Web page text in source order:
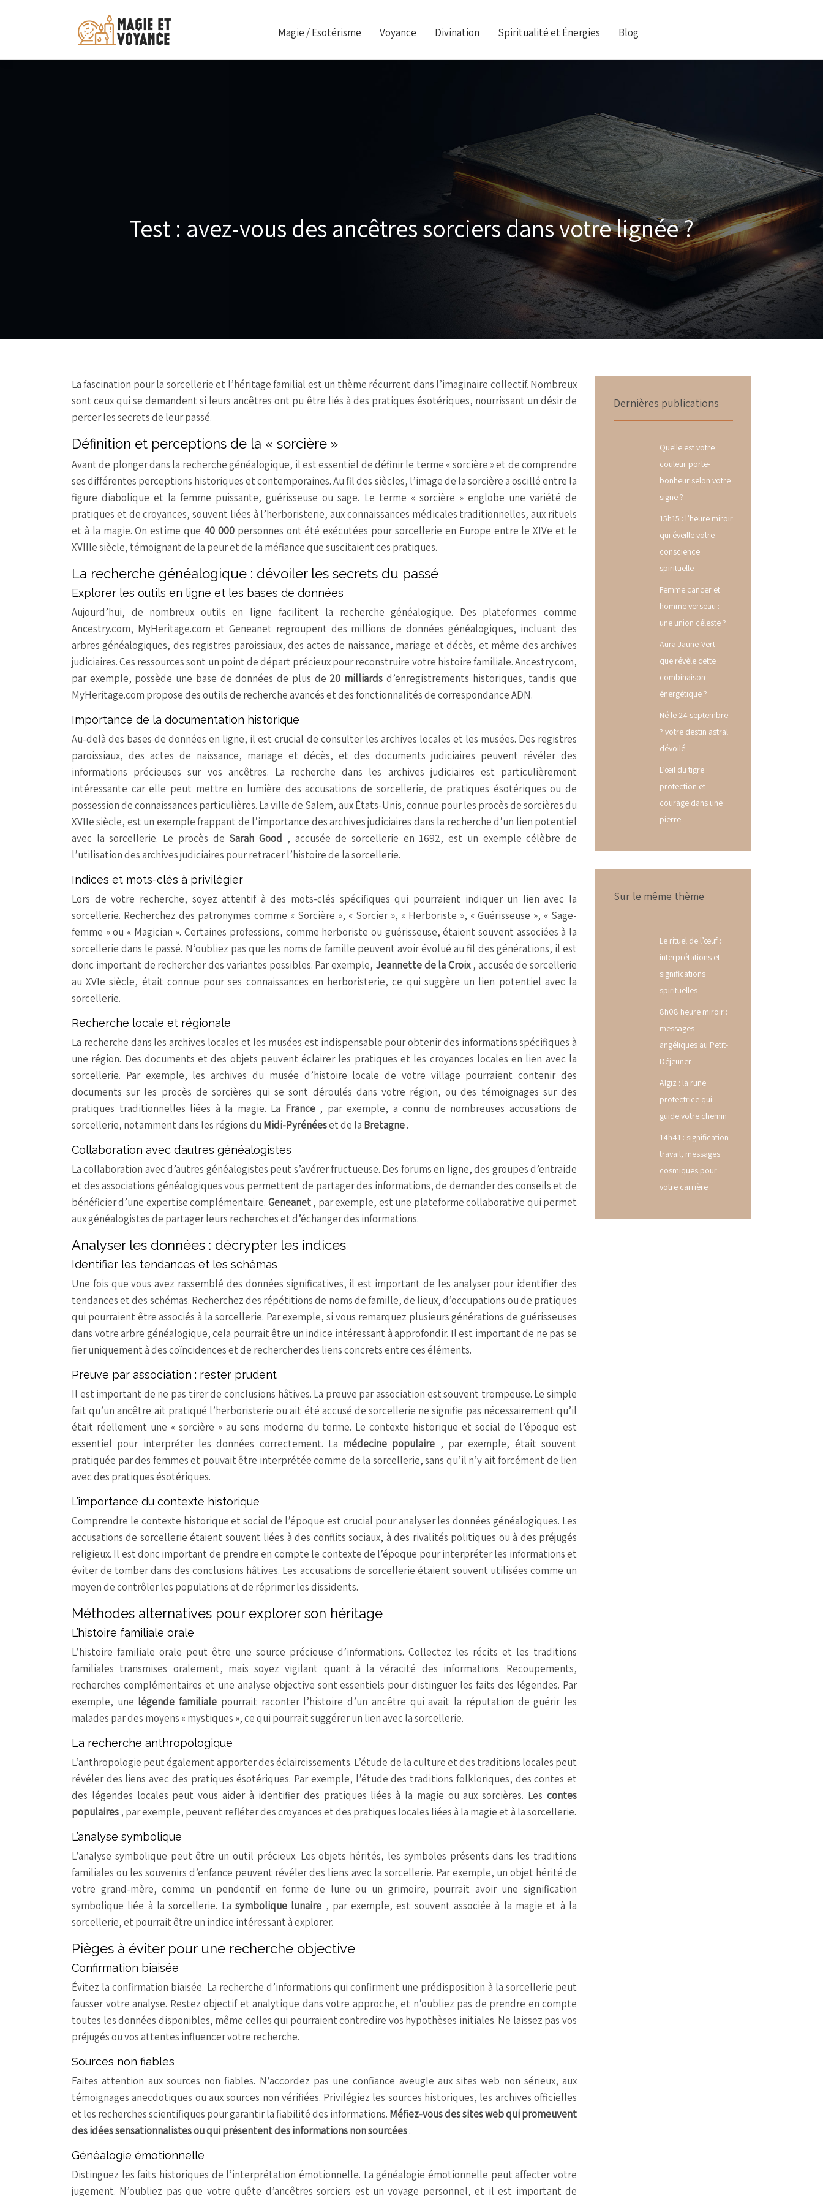
Magie / Esotérisme Voyance Divination Spiritualité et Énergies Blog
Test : avez-vous des ancêtres sorciers dans votre lignée ?
La fascination pour la sorcellerie et l’héritage familial est un thème récurrent dans l’imaginaire collectif. Nombreux
sont ceux qui se demandent si leurs ancêtres ont pu être liés à des pratiques ésotériques, nourrissant un désir de
percer les secrets de leur passé.
Définition et perceptions de la « sorcière »
Avant de plonger dans la recherche généalogique, il est essentiel de définir le terme « sorcière » et de comprendre
ses différentes perceptions historiques et contemporaines. Au fil des siècles, l’image de la sorcière a oscillé entre la
figure diabolique et la femme puissante, guérisseuse ou sage. Le terme « sorcière » englobe une variété de
pratiques et de croyances, souvent liées à l’herboristerie, aux connaissances médicales traditionnelles, aux rituels
et à la magie. On estime que 40 000 personnes ont été exécutées pour sorcellerie en Europe entre le XIVe et le
XVIIIe siècle, témoignant de la peur et de la méfiance que suscitaient ces pratiques.
La recherche généalogique : dévoiler les secrets du passé
Explorer les outils en ligne et les bases de données
Aujourd’hui, de nombreux outils en ligne facilitent la recherche généalogique. Des plateformes comme
Ancestry.com, MyHeritage.com et Geneanet regroupent des millions de données généalogiques, incluant des
arbres généalogiques, des registres paroissiaux, des actes de naissance, mariage et décès, et même des archives
judiciaires. Ces ressources sont un point de départ précieux pour reconstruire votre histoire familiale. Ancestry.com,
par exemple, possède une base de données de plus de 20 milliards d’enregistrements historiques, tandis que
MyHeritage.com propose des outils de recherche avancés et des fonctionnalités de correspondance ADN.
Importance de la documentation historique
Au-delà des bases de données en ligne, il est crucial de consulter les archives locales et les musées. Des registres
paroissiaux, des actes de naissance, mariage et décès, et des documents judiciaires peuvent révéler des
informations précieuses sur vos ancêtres. La recherche dans les archives judiciaires est particulièrement
intéressante car elle peut mettre en lumière des accusations de sorcellerie, de pratiques ésotériques ou de
possession de connaissances particulières. La ville de Salem, aux États-Unis, connue pour les procès de sorcières du
XVIIe siècle, est un exemple frappant de l’importance des archives judiciaires dans la recherche d’un lien potentiel
avec la sorcellerie. Le procès de Sarah Good , accusée de sorcellerie en 1692, est un exemple célèbre de
l’utilisation des archives judiciaires pour retracer l’histoire de la sorcellerie.
Indices et mots-clés à privilégier
Lors de votre recherche, soyez attentif à des mots-clés spécifiques qui pourraient indiquer un lien avec la
sorcellerie. Recherchez des patronymes comme « Sorcière », « Sorcier », « Herboriste », « Guérisseuse », « Sage-
femme » ou « Magician ». Certaines professions, comme herboriste ou guérisseuse, étaient souvent associées à la
sorcellerie dans le passé. N’oubliez pas que les noms de famille peuvent avoir évolué au fil des générations, il est
donc important de rechercher des variantes possibles. Par exemple, Jeannette de la Croix , accusée de sorcellerie
au XVIe siècle, était connue pour ses connaissances en herboristerie, ce qui suggère un lien potentiel avec la
sorcellerie.
Recherche locale et régionale
La recherche dans les archives locales et les musées est indispensable pour obtenir des informations spécifiques à
une région. Des documents et des objets peuvent éclairer les pratiques et les croyances locales en lien avec la
sorcellerie. Par exemple, les archives du musée d’histoire locale de votre village pourraient contenir des
documents sur les procès de sorcières qui se sont déroulés dans votre région, ou des témoignages sur des
pratiques traditionnelles liées à la magie. La France , par exemple, a connu de nombreuses accusations de
sorcellerie, notamment dans les régions du Midi-Pyrénéeset de la Bretagne.
Collaboration avec d’autres généalogistes
La collaboration avec d’autres généalogistes peut s’avérer fructueuse. Des forums en ligne, des groupes d’entraide
et des associations généalogiques vous permettent de partager des informations, de demander des conseils et de
bénéficier d’une expertise complémentaire. Geneanet , par exemple, est une plateforme collaborative qui permet
aux généalogistes de partager leurs recherches et d’échanger des informations.
Analyser les données : décrypter les indices
Identifier les tendances et les schémas
Une fois que vous avez rassemblé des données significatives, il est important de les analyser pour identifier des
tendances et des schémas. Recherchez des répétitions de noms de famille, de lieux, d’occupations ou de pratiques
qui pourraient être associés à la sorcellerie. Par exemple, si vous remarquez plusieurs générations de guérisseuses
dans votre arbre généalogique, cela pourrait être un indice intéressant à approfondir. Il est important de ne pas se
fier uniquement à des coïncidences et de rechercher des liens concrets entre ces éléments.
Preuve par association : rester prudent
Il est important de ne pas tirer de conclusions hâtives. La preuve par association est souvent trompeuse. Le simple
fait qu’un ancêtre ait pratiqué l’herboristerie ou ait été accusé de sorcellerie ne signifie pas nécessairement qu’il
était réellement une « sorcière » au sens moderne du terme. Le contexte historique et social de l’époque est
essentiel pour interpréter les données correctement. La médecine populaire , par exemple, était souvent
pratiquée par des femmes et pouvait être interprétée comme de la sorcellerie, sans qu’il n’y ait forcément de lien
avec des pratiques ésotériques.
L’importance du contexte historique
Comprendre le contexte historique et social de l’époque est crucial pour analyser les données généalogiques. Les
accusations de sorcellerie étaient souvent liées à des conflits sociaux, à des rivalités politiques ou à des préjugés
religieux. Il est donc important de prendre en compte le contexte de l’époque pour interpréter les informations et
éviter de tomber dans des conclusions hâtives. Les accusations de sorcellerie étaient souvent utilisées comme un
moyen de contrôler les populations et de réprimer les dissidents.
Méthodes alternatives pour explorer son héritage
L’histoire familiale orale
L’histoire familiale orale peut être une source précieuse d’informations. Collectez les récits et les traditions
familiales transmises oralement, mais soyez vigilant quant à la véracité des informations. Recoupements,
recherches complémentaires et une analyse objective sont essentiels pour distinguer les faits des légendes. Par
exemple, une légende familiale pourrait raconter l’histoire d’un ancêtre qui avait la réputation de guérir les
malades par des moyens « mystiques », ce qui pourrait suggérer un lien avec la sorcellerie.
La recherche anthropologique
L’anthropologie peut également apporter des éclaircissements. L’étude de la culture et des traditions locales peut
révéler des liens avec des pratiques ésotériques. Par exemple, l’étude des traditions folkloriques, des contes et
des légendes locales peut vous aider à identifier des pratiques liées à la magie ou aux sorcières. Les contes
populaires , par exemple, peuvent refléter des croyances et des pratiques locales liées à la magie et à la sorcellerie.
L’analyse symbolique
L’analyse symbolique peut être un outil précieux. Les objets hérités, les symboles présents dans les traditions
familiales ou les souvenirs d’enfance peuvent révéler des liens avec la sorcellerie. Par exemple, un objet hérité de
votre grand-mère, comme un pendentif en forme de lune ou un grimoire, pourrait avoir une signification
symbolique liée à la sorcellerie. La symbolique lunaire , par exemple, est souvent associée à la magie et à la
sorcellerie, et pourrait être un indice intéressant à explorer.
Pièges à éviter pour une recherche objective
Confirmation biaisée
Évitez la confirmation biaisée. La recherche d’informations qui confirment une prédisposition à la sorcellerie peut
fausser votre analyse. Restez objectif et analytique dans votre approche, et n’oubliez pas de prendre en compte
toutes les données disponibles, même celles qui pourraient contredire vos hypothèses initiales. Ne laissez pas vos
préjugés ou vos attentes influencer votre recherche.
Sources non fiables
Faites attention aux sources non fiables. N’accordez pas une confiance aveugle aux sites web non sérieux, aux
témoignages anecdotiques ou aux sources non vérifiées. Privilégiez les sources historiques, les archives officielles
et les recherches scientifiques pour garantir la fiabilité des informations. Méfiez-vous des sites web qui promeuvent
des idées sensationnalistes ou qui présentent des informations non sourcées.
Généalogie émotionnelle
Distinguez les faits historiques de l’interprétation émotionnelle. La généalogie émotionnelle peut affecter votre
jugement. N’oubliez pas que votre quête d’ancêtres sorciers est un voyage personnel, et il est important de
Dernières publications
Quelle est votre
couleur porte-
bonheur selon votre
signe ?
15h15 : l’heure miroir
qui éveille votre
conscience
spirituelle
Femme cancer et
homme verseau :
une union céleste ?
Aura Jaune-Vert :
que révèle cette
combinaison
énergétique ?
Né le 24 septembre
? votre destin astral
dévoilé
L’œil du tigre :
protection et
courage dans une
pierre
Sur le même thème
Le rituel de l’œuf :
interprétations et
significations
spirituelles
8h08 heure miroir :
messages
angéliques au Petit-
Déjeuner
Algiz : la rune
protectrice qui
guide votre chemin
14h41 : signification
travail, messages
cosmiques pour
votre carrière